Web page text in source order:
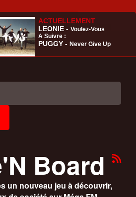
Board
un nouveau jeu à découvrir,